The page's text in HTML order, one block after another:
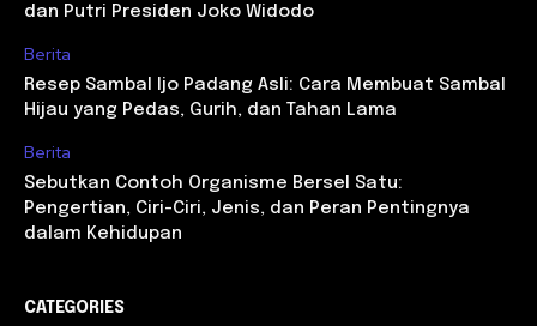
dan Putri Presiden Joko Widodo
Berita
Resep Sambal Ijo Padang Asli: Cara Membuat Sambal
Hijau yang Pedas, Gurih, dan Tahan Lama
Berita
Sebutkan Contoh Organisme Bersel Satu:
Pengertian, Ciri-Ciri, Jenis, dan Peran Pentingnya
dalam Kehidupan
CATEGORIES